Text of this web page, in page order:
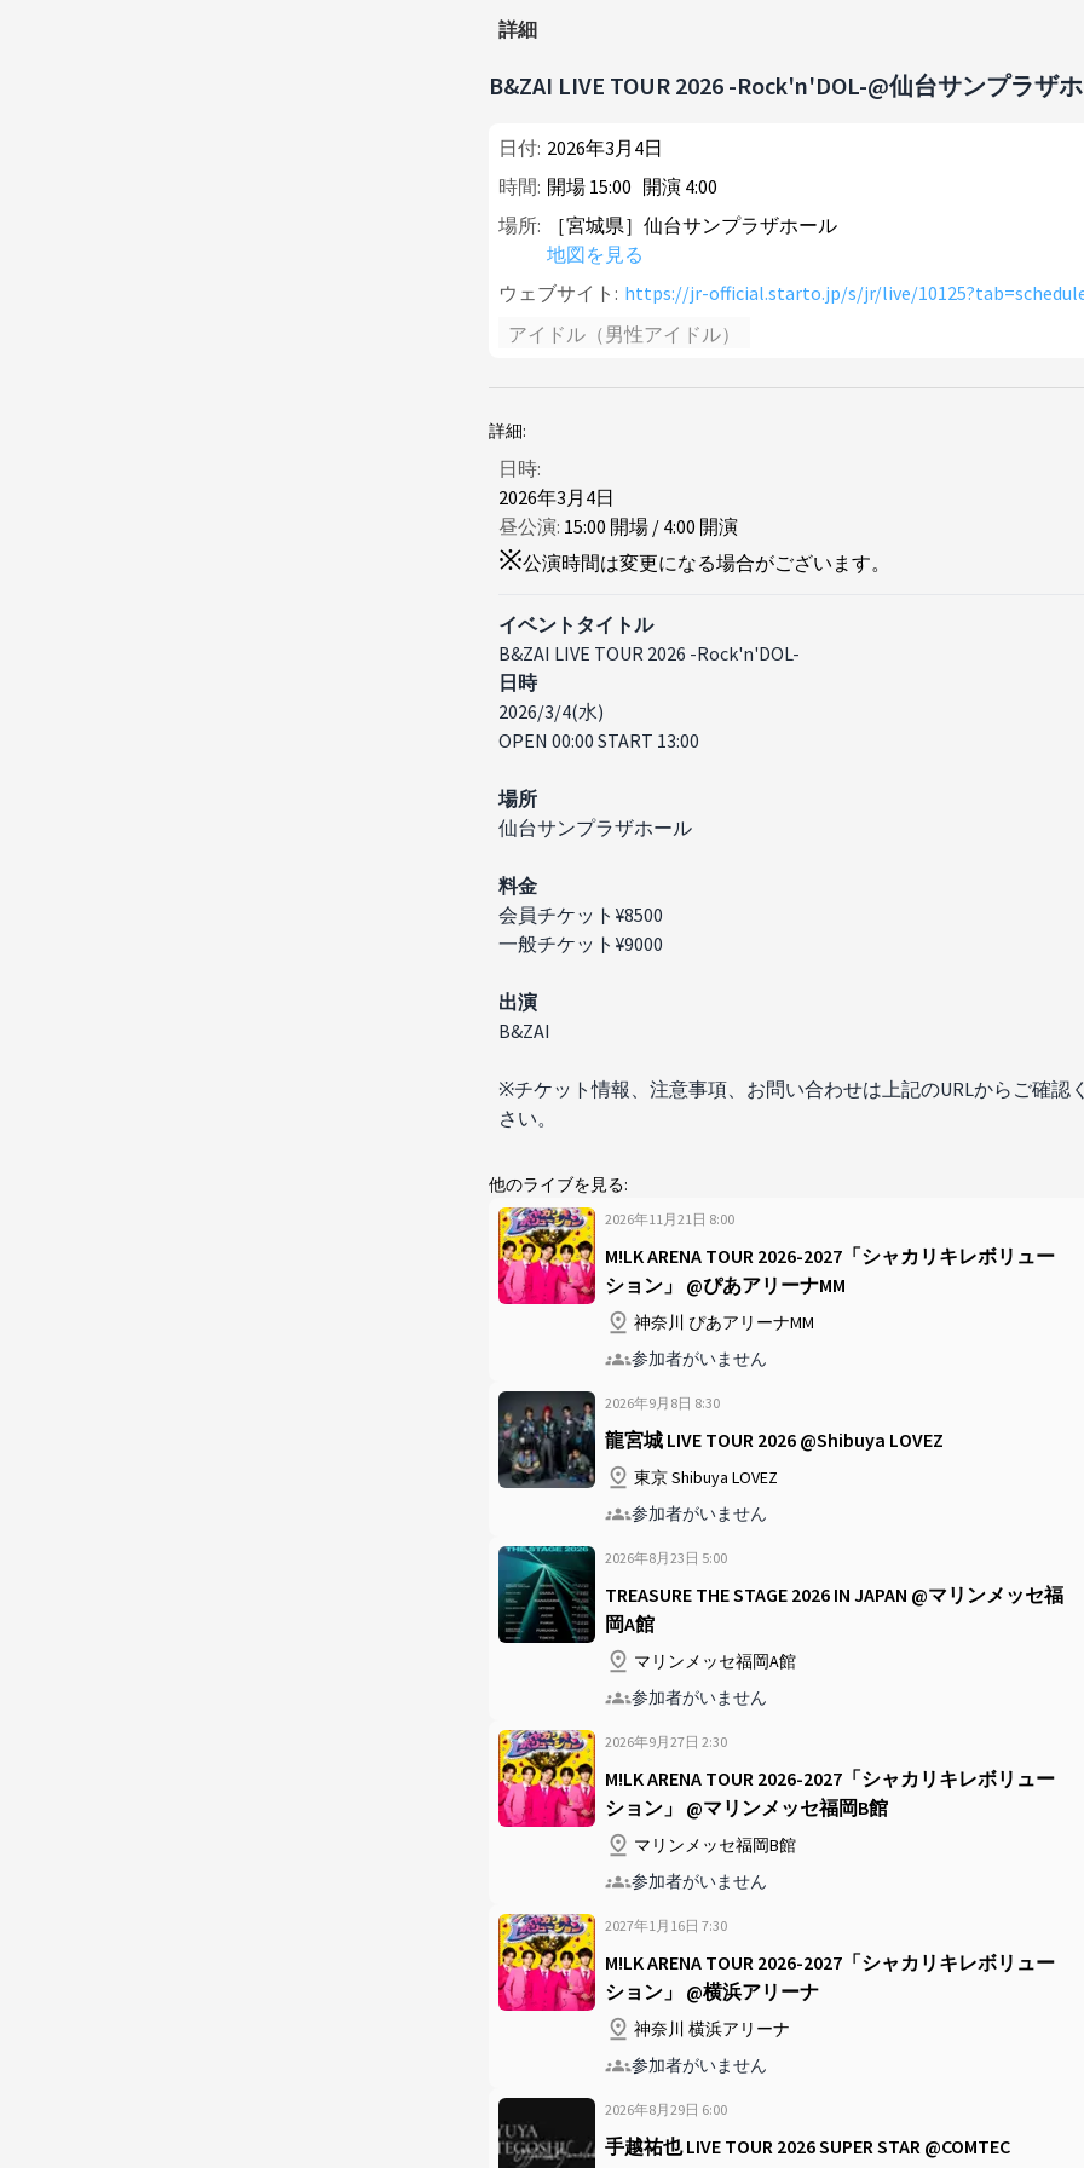
詳細
B&ZAI LIVE TOUR 2026 -Rock'n'DOL-@仙台サンプラザ
日付: 2026年3月4日
時間: 開場 15:00 開演 4:00
場所:
［宮城県］仙台サンプラザホール
地図を見る
ウェブサイト: https://jr-official.starto.jp/s/jr/live/
アイドル（男性アイドル）
詳細:
日時:
2026年3月4日
昼公演: 15:00 開場 / 4:00 開演
※公演時間は変更になる場合がございます。
イベントタイトル
B&ZAI LIVE TOUR 2026 -Rock'n'DOL-
日時
2026/3/4(水)
OPEN 00:00 START 13:00
場所
仙台サンプラザホール
料金
会員チケット¥8500
一般チケット¥9000
出演​
B&ZAI
※チケット情報、注意事項、お問い合わせは上記のURLからご確認
さい。
他のライブを見る:
2026年11月21日 8:00
M!LK ARENA TOUR 2026-2027「シャカリキレボリュー
ション」 @ぴあアリーナMM
神奈川 ぴあアリーナMM
参加者がいません
2026年9月8日 8:30
龍宮城 LIVE TOUR 2026 @Shibuya LOVEZ
東京 Shibuya LOVEZ
参加者がいません
2026年8月23日 5:00
TREASURE THE STAGE 2026 IN JAPAN @マリンメッセ福
岡A館
マリンメッセ福岡A館
参加者がいません
2026年9月27日 2:30
M!LK ARENA TOUR 2026-2027「シャカリキレボリュー
ション」 @マリンメッセ福岡B館
マリンメッセ福岡B館
参加者がいません
2027年1月16日 7:30
M!LK ARENA TOUR 2026-2027「シャカリキレボリュー
ション」 @横浜アリーナ
神奈川 横浜アリーナ
参加者がいません
2026年8月29日 6:00
手越祐也 LIVE TOUR 2026 SUPER STAR @COMTEC